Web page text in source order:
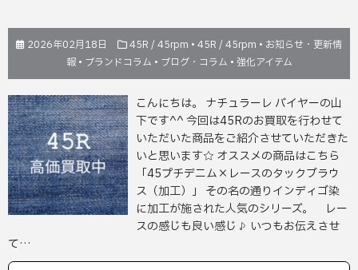
2026年02月18日 45R / 45rpm • 45R / 45rpm • お知らせ・更新情
報• ブランドコラム • ブログ・コラム • 強化アイテム
こんにちは。 ナチュラーレ バイヤーの山
下です^^ 今回は45Rのお買取を行わせて
いただいた商品をご紹介させていただきた
いと思います☆ オススメの商品はこちら
「45プチデニム×レースのタックブラウ
ス（加工）」 その名の通りインディゴ染
に加工が施された人気のシリーズ。 レー
スの感じも良い感じ♪ いつもお伝えさせ
て…